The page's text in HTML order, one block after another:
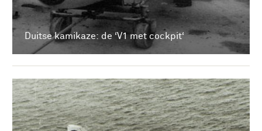
Duitse kamikaze: de ‘V1 met cockpit‘